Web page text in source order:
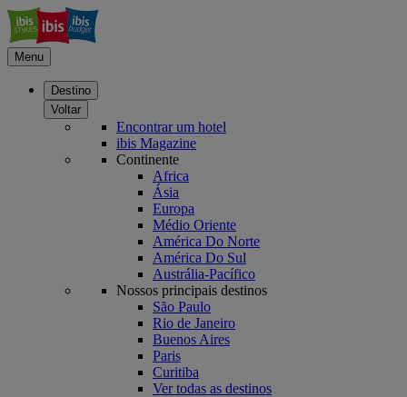
Menu
Destino
Voltar
Encontrar um hotel
ibis Magazine
Continente
Africa
Ásia
Europa
Médio Oriente
América Do Norte
América Do Sul
Austrália-Pacífico
Nossos principais destinos
São Paulo
Rio de Janeiro
Buenos Aires
Paris
Curitiba
Ver todas as destinos